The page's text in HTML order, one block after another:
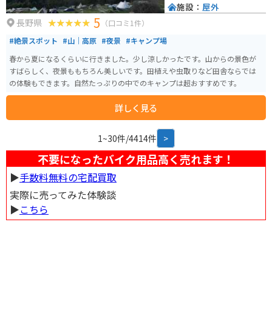
長野県 5 （口コミ1件）
#絶景スポット #山｜高原 #夜景 #キャンプ場
春から夏になるくらいに行きました。少し涼しかったです。山からの景色が
すばらしく、夜景ももちろん美しいです。田植えや虫取りなど田舎ならでは
の体験もできます。自然たっぷりの中でのキャンプは超おすすめです。
詳しく見る
施設： 屋外
1~30件/4414件 >
不要になったバイク用品高く売れます！
▶︎手数料無料の宅配買取
実際に売ってみた体験談
▶︎こちら